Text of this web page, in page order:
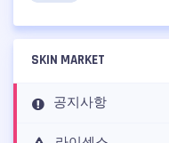
SKIN MARKET
공지사항